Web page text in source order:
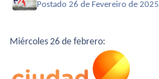
Postado26 de Fevereiro de 2025
Miércoles 26 de febrero: